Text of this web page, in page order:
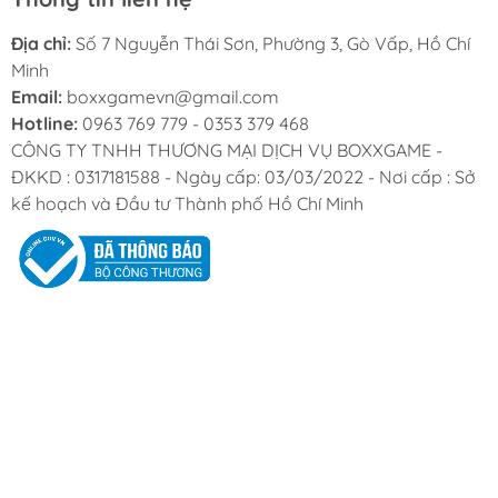
- Ngoài thời gian bảo hành sẽ được hỗ trợ sửa chữa với
mức phí ưu đãi.
Địa chỉ: Số 7 Nguyễn Thái Sơn, Phường 3, Gò Vấp, Hồ Chí
Minh
Email: boxxgamevn@gmail.com
Hotline: 0963 769 779 - 0353 379 468
CÔNG TY TNHH THƯƠNG MẠI DỊCH VỤ BOXXGAME -
ĐKKD : 0317181588 - Ngày cấp: 03/03/2022 - Nơi cấp : Sở
kế hoạch và Đầu tư Thành phố Hồ Chí Minh